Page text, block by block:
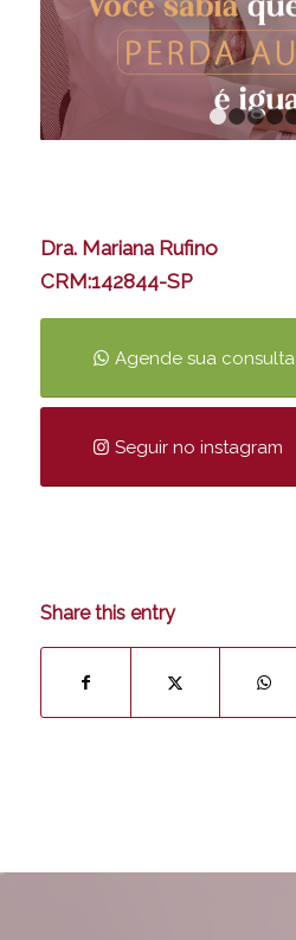
Dra. Mariana Rufino
CRM:142844-SP
Agende sua consulta
Seguir no instagram
Share this entry